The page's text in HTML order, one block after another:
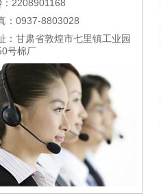
：2208901168
：0937-8803028
：甘肃省敦煌市七里镇工业园
号棉厂